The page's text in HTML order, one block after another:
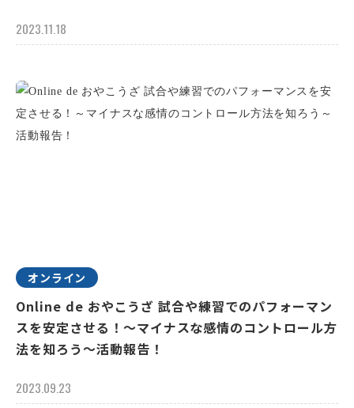
2023.11.18
オンライン
Online de おやこうざ 試合や練習でのパフォーマン
スを安定させる！～マイナスな感情のコントロール方
法を知ろう～活動報告！
2023.09.23